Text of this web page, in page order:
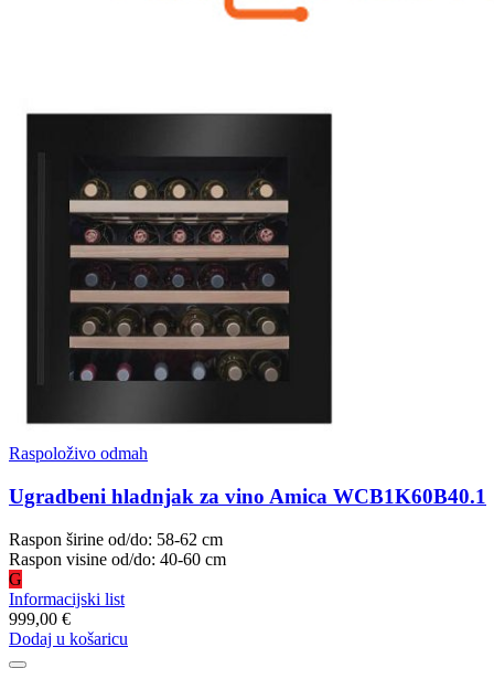
Raspoloživo odmah
Ugradbeni hladnjak za vino Amica WCB1K60B40.1
Raspon širine od/do: 58-62 cm
Raspon visine od/do: 40-60 cm
G
Informacijski list
999,00 €
Dodaj u košaricu